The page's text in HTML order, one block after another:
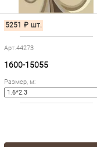
5251 ₽ шт.
Арт.44273
1600-15055
Размер, м: